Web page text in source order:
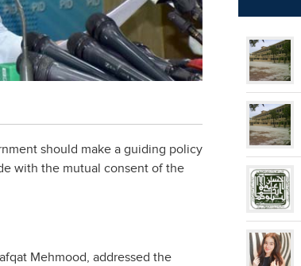
should make a guiding policy
with the mutual consent of the
Mehmood, addressed the